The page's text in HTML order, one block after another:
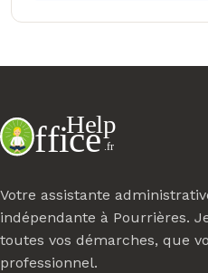
Votre assistante
indépendante à Pourrières.
toutes vos démarches, que
professionnel.